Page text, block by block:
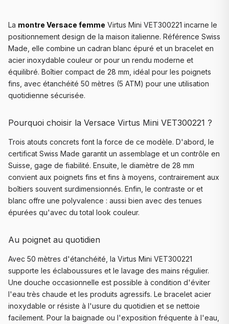
La montre Versace femme Virtus Mini VET300221 incarne le
positionnement design de la maison italienne. Référence Swiss
Made, elle combine un cadran blanc épuré et un bracelet en
acier inoxydable couleur or pour un rendu moderne et
équilibré. Boîtier compact de 28 mm, idéal pour les poignets
fins, avec étanchéité 50 mètres (5 ATM) pour une utilisation
quotidienne sécurisée.
Pourquoi choisir la Versace Virtus Mini VET300221 ?
Trois atouts concrets font la force de ce modèle. D'abord, le
certificat Swiss Made garantit un assemblage et un contrôle en
Suisse, gage de fiabilité. Ensuite, le diamètre de 28 mm
convient aux poignets fins et fins à moyens, contrairement aux
boîtiers souvent surdimensionnés. Enfin, le contraste or et
blanc offre une polyvalence : aussi bien avec des tenues
épurées qu'avec du total look couleur.
Au poignet au quotidien
Avec 50 mètres d'étanchéité, la Virtus Mini VET300221
supporte les éclaboussures et le lavage des mains régulier.
Une douche occasionnelle est possible à condition d'éviter
l'eau très chaude et les produits agressifs. Le bracelet acier
inoxydable or résiste à l'usure du quotidien et se nettoie
facilement. Pour la baignade ou l'exposition fréquente à l'eau,